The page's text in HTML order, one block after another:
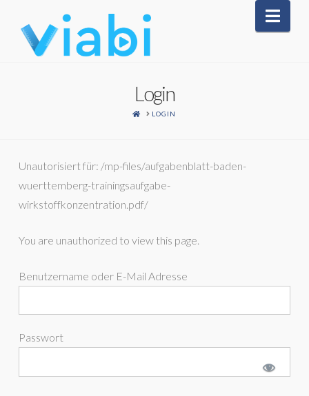
Login
HOME
LOGIN
Unautorisiert für: /mp-files/aufgabenblatt-baden-
wuerttemberg-trainingsaufgabe-
wirkstoffkonzentration.pdf/
You are unauthorized to view this page.
Benutzername oder E-Mail Adresse
Passwort